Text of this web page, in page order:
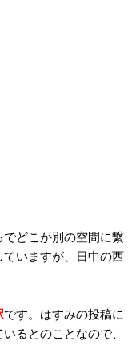
どこか別の空間に繋
いますが、日中の西
です。はすみの投稿に
るとのことなので、